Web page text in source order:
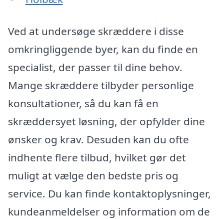
Ved at undersøge skræddere i disse
omkringliggende byer, kan du finde en
specialist, der passer til dine behov.
Mange skræddere tilbyder personlige
konsultationer, så du kan få en
skræddersyet løsning, der opfylder dine
ønsker og krav. Desuden kan du ofte
indhente flere tilbud, hvilket gør det
muligt at vælge den bedste pris og
service. Du kan finde kontaktoplysninger,
kundeanmeldelser og information om de